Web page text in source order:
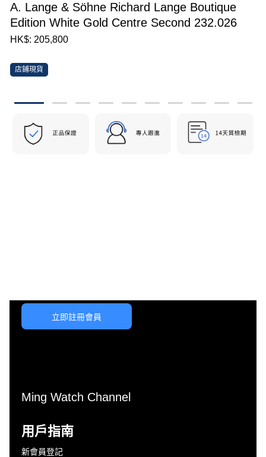
A. Lange & Söhne Richard Lange Boutique
Edition White Gold Centre Second 232.026
HK$: 205,800
店鋪現貨
立即註冊會員
Ming Watch Channel
用戶指南
新會員登記